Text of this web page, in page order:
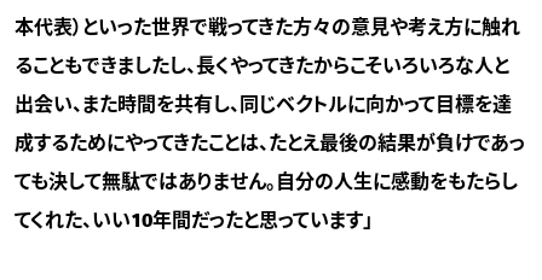
本代表）といった世界で戦ってきた方々の意見や考え方に触れ
ることもできましたし、長くやってきたからこそいろいろな人と
出会い、また時間を共有し、同じベクトルに向かって目標を達
成するためにやってきたことは、たとえ最後の結果が負けであっ
ても決して無駄ではありません。自分の人生に感動をもたらし
てくれた、いい10年間だったと思っています」